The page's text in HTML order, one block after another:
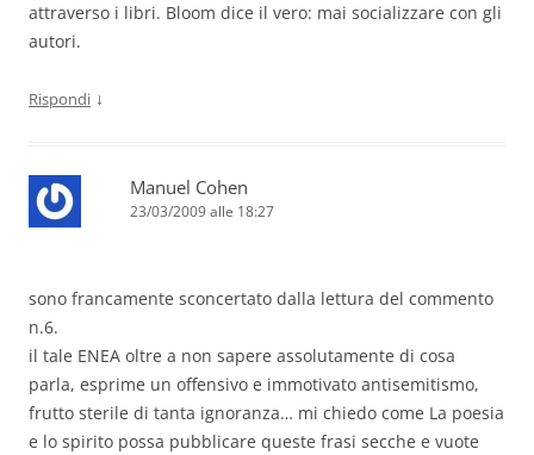
attraverso i libri. Bloom dice il vero: mai socializzare con gli
autori.
Rispondi ↓
Manuel Cohen
23/03/2009 alle 18:27
sono francamente sconcertato dalla lettura del commento
n.6.
il tale ENEA oltre a non sapere assolutamente di cosa
parla, esprime un offensivo e immotivato antisemitismo,
frutto sterile di tanta ignoranza… mi chiedo come La poesia
e lo spirito possa pubblicare queste frasi secche e vuote